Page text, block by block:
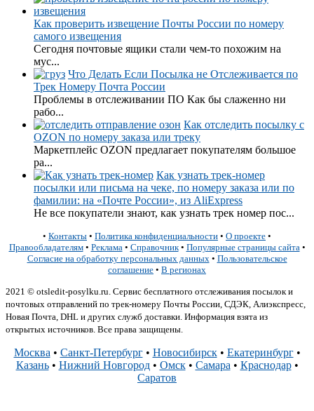
Как проверить извещение Почты России по номеру
самого извещения
Сегодня почтовые ящики стали чем-то похожим на
мус...
Что Делать Если Посылка не Отслеживается по
Трек Номеру Почта России
Проблемы в отслеживании ПО Как бы слаженно ни
рабо...
Как отследить посылку с
OZON по номеру заказа или треку
Маркетплейс OZON предлагает покупателям большое
ра...
Как узнать трек-номер
посылки или письма на чеке, по номеру заказа или по
фамилии: на «Почте России», из AliExpress
Не все покупатели знают, как узнать трек номер пос...
• Контакты • Политика конфиденциальности • О проекте •
Правообладателям• Реклама • Справочник• Популярные страницы сайта •
Согласие на обработку персональных данных • Пользовательское
соглашение • В регионах
2021 © otsledit-posylku.ru. Сервис бесплатного отслеживания посылок и
почтовых отправлений по трек-номеру Почты России, СДЭК, Алиэкспресс,
Новая Почта, DHL и других служб доставки. Информация взята из
открытых источников. Все права защищены.
Москва • Санкт-Петербург• Новосибирск• Екатеринбург•
Казань• Нижний Новгород• Омск• Самара • Краснодар•
Саратов